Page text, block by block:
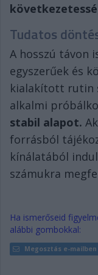
Tudatos
A hosszú távon
egyszerűek és
kialakított rutin
alkalmi
stabil alapot.
forrásból
kínálatából
számukra
Ha ismerőseid
alábbi gombokkal:
Megosztás e-mailben